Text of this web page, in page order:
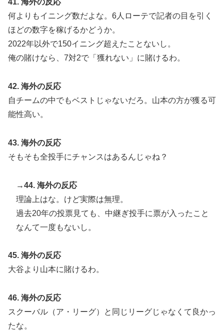
41. 海外の反応
何よりもイニング数だよな。6人ローテで記者の目を引く
ほどの数字を稼げるかどうか。
2022年以外で150イニング超えたことないし。
俺の賭けなら、7対2で「獲れない」に賭けるわ。
42. 海外の反応
自チームの中でもベストじゃないだろ。山本の方が獲る可
能性高い。
43. 海外の反応
そもそも全投手にチャンスはあるんじゃね？
→44. 海外の反応
理論上はな。けど実際は無理。
過去20年の投票見ても、中継ぎ投手に票が入ったこと
なんて一度もないし。
45. 海外の反応
大谷より山本に賭けるわ。
46. 海外の反応
スクーバル（ア・リーグ）と同じリーグじゃなくて良かっ
たな。